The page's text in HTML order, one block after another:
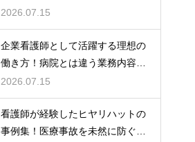
リーに
2026.07.15
企業看護師として活躍する理想の
働き方！病院とは違う業務内容と
やりがい
2026.07.15
看護師が経験したヒヤリハットの
事例集！医療事故を未然に防ぐた